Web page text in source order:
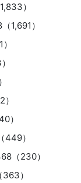
）
1,691）
）
449）
（230）
）